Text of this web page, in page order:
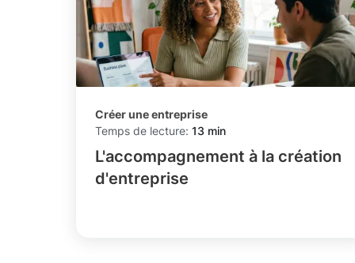
Créer une entreprise
Temps de lecture: 13 min
L'accompagnement à la création
d'entreprise